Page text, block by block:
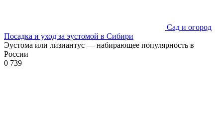
Сад и огород
Посадка и уход за эустомой в Сибири
Эустома или лизиантус — набирающее популярность в
России
0 739